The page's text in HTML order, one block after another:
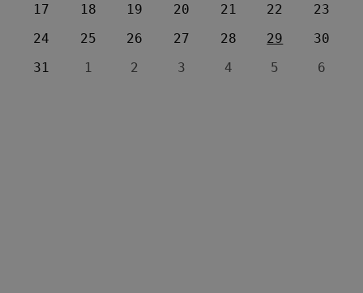
17
18 19 20 21 22
23
24
25 26 27 28 29
30
31
1 2 3 4 5 6